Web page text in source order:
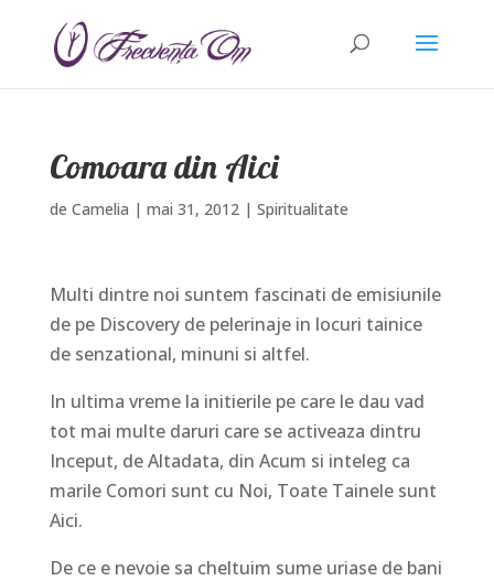
Comoara din Aici
de Camelia | mai 31, 2012| Spiritualitate
Multi dintre noi suntem fascinati de emisiunile
de pe Discovery de pelerinaje in locuri tainice
de senzational, minuni si altfel.
In ultima vreme la initierile pe care le dau vad
tot mai multe daruri care se activeaza dintru
Inceput, de Altadata, din Acum si inteleg ca
marile Comori sunt cu Noi, Toate Tainele sunt
Aici.
De ce e nevoie sa cheltuim sume uriase de bani